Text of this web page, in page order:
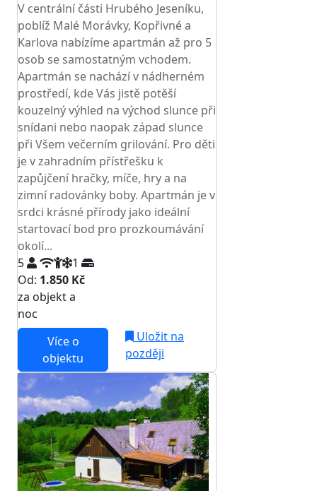
V centrální části Hrubého Jeseníku,
poblíž Malé Morávky, Kopřivné a
Karlova nabízíme apartmán až pro 5
osob se samostatným vchodem.
Apartmán se nachází v nádherném
prostředí, kde Vás jistě potěší
kouzelný výhled na východ slunce při
snídani nebo naopak západ slunce
při Všem večerním grilování. Pro děti
je v zahradním přístřešku k
zapůjčení hračky, míče, hry a na
zimní radovánky boby. Apartmán je v
srdci krásné přírody jako ideální
startovací bod pro prozkoumávání
okolí...
5
1
Od: 1.850 Kč
za objekt a
noc
Více o
objektu
Uložit na
později